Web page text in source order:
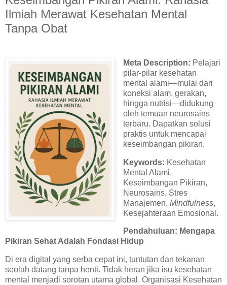
Ilmiah Merawat Kesehatan Mental
Tanpa Obat
Meta Description: Pelajari
pilar-pilar kesehatan
mental alami—mulai dari
koneksi alam, gerakan,
hingga nutrisi—didukung
oleh temuan neurosains
terbaru. Dapatkan solusi
praktis untuk mencapai
keseimbangan pikiran.
Keywords: Kesehatan
Mental Alami,
Keseimbangan Pikiran,
Neurosains, Stres
Manajemen, Mindfulness,
Kesejahteraan Emosional.
Pendahuluan: Mengapa
Pikiran Sehat Adalah Fondasi Hidup
Di era digital yang serba cepat ini, tuntutan dan tekanan
seolah datang tanpa henti. Tidak heran jika isu kesehatan
mental menjadi sorotan utama global. Organisasi Kesehatan